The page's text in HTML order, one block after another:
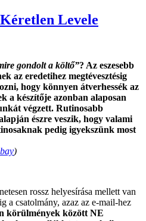
Levele
gondolt a költő”? Az eszesebb
az eredetihez megtévesztésig
hogy könnyen átverhessék az
a készítője azonban alaposan
végzett. Rutinosabb
észre veszik, hogy valami
pedig igyekszünk most
)
rossz helyesírása mellett van
a csatolmány, azaz az e-mail-hez
körülmények között NE